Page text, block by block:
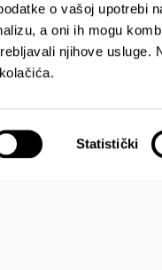
o vašoj upotrebi
a oni ih mogu
njihove usluge.
Statistički
Splićani
karta Splita